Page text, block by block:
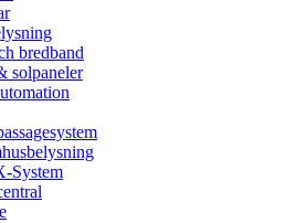
bredband
solpaneler
System